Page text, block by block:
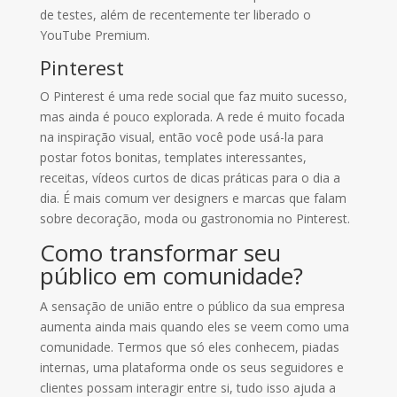
de testes, além de recentemente ter liberado o
YouTube Premium.
Pinterest
O Pinterest é uma rede social que faz muito sucesso,
mas ainda é pouco explorada. A rede é muito focada
na inspiração visual, então você pode usá-la para
postar fotos bonitas, templates interessantes,
receitas, vídeos curtos de dicas práticas para o dia a
dia. É mais comum ver designers e marcas que falam
sobre decoração, moda ou gastronomia no Pinterest.
Como transformar seu
público em comunidade?
A sensação de união entre o público da sua empresa
aumenta ainda mais quando eles se veem como uma
comunidade. Termos que só eles conhecem, piadas
internas, uma plataforma onde os seus seguidores e
clientes possam interagir entre si, tudo isso ajuda a